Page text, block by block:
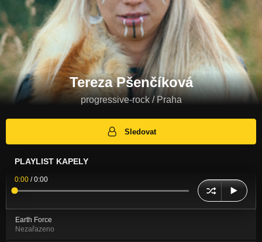
Tereza Pšenčíková
progressive-rock / Praha
Sledovat
PLAYLIST KAPELY
0:00 /0:00
Earth Force
Nezařazeno